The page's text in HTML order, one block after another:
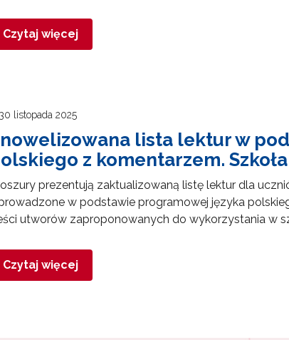
Czytaj więcej
listopada 2025
lista lektur w
z komentarzem.
prezentują zaktualizowaną listę lektur dla
w podstawie programowej języka
utworów zaproponowanych do wykorzystania w
Czytaj więcej
ORE
się i bądź na bieżąco z najnowszymi informacjami
e-mail: